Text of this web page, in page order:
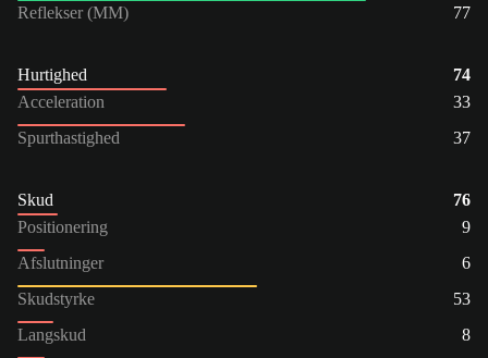
Reflekser (MM)
77
Hurtighed
74
Acceleration
33
Spurthastighed
37
Skud
76
Positionering
9
Afslutninger
6
Skudstyrke
53
Langskud
8